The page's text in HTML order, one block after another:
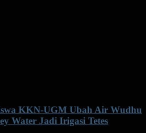
KKN-UGM Ubah Air Wudhu
Water Jadi Irigasi Tetes